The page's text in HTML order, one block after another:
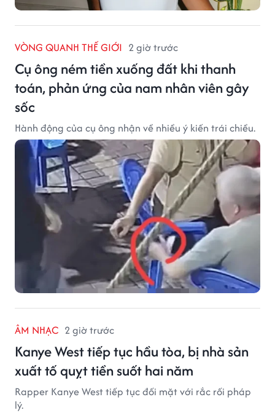
VÒNG QUANH THẾ GIỚI 2 giờ trước
Cụ ông ném tiền xuống đất khi thanh
toán, phản ứng của nam nhân viên gây
sốc
Hành động của cụ ông nhận về nhiều ý kiến trái chiều.
ÂM NHẠC 2 giờ trước
Kanye West tiếp tục hầu tòa, bị nhà sản
xuất tố quỵt tiền suốt hai năm
Rapper Kanye West tiếp tục đối mặt với rắc rối pháp
lý.